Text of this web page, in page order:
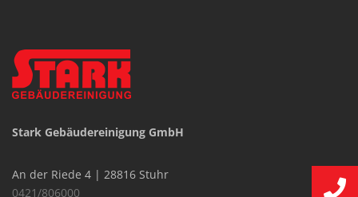
Stark Gebäudereinigung GmbH
An der Riede 4 | 28816 Stuhr
0421/806000